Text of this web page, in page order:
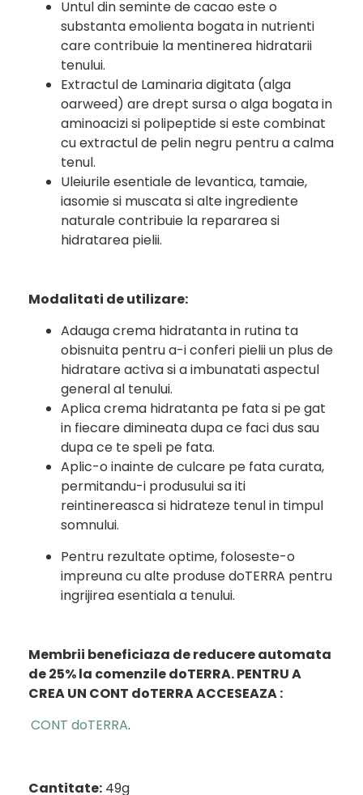
Untul din seminte de cacao este o
substanta emolienta bogata in nutrienti
care contribuie la mentinerea hidratarii
tenului.
Extractul de Laminaria digitata (alga
oarweed) are drept sursa o alga bogata in
aminoacizi si polipeptide si este combinat
cu extractul de pelin negru pentru a calma
tenul.
Uleiurile esentiale de levantica, tamaie,
iasomie si muscata si alte ingrediente
naturale contribuie la repararea si
hidratarea pielii.
Modalitati de utilizare:
Adauga crema hidratanta in rutina ta
obisnuita pentru a-i conferi pielii un plus de
hidratare activa si a imbunatati aspectul
general al tenului.
Aplica crema hidratanta pe fata si pe gat
in fiecare dimineata dupa ce faci dus sau
dupa ce te speli pe fata.
Aplic-o inainte de culcare pe fata curata,
permitandu-i produsului sa iti
reintinereasca si hidrateze tenul in timpul
somnului.
Pentru rezultate optime, foloseste-o
impreuna cu alte produse doTERRA pentru
ingrijirea esentiala a tenului.
Membrii beneficiaza de reducere automata
de 25% la comenzile doTERRA.PENTRU A
CREA UN CONT doTERRA ACCESEAZA :
CONT doTERRA.
Cantitate: 49g